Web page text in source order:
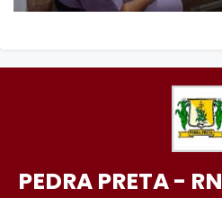
PEDRA PRETA - RN